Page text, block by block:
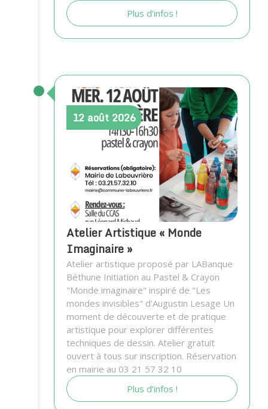
Plus d'infos !
12 août 2026
Atelier Artistique « Monde
Imaginaire »
Atelier artistique proposé par LABanque
Béthune Initiation au Pastel & Crayon
"Monde imaginaire" inspiré de "Les
mondes invisibles" d'Augustin Lesage Un
moment de découverte et de pratique
artistique pour explorer différentes
techniques de dessin. Atelier gratuit
ouvert à tous sur inscription. Réservation
en mairie au 03 21 57 32 10
Plus d'infos !